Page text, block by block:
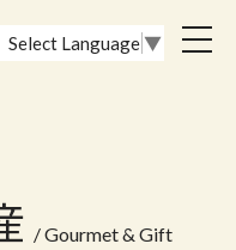
Select Language ▼
/ Gourmet & Gift